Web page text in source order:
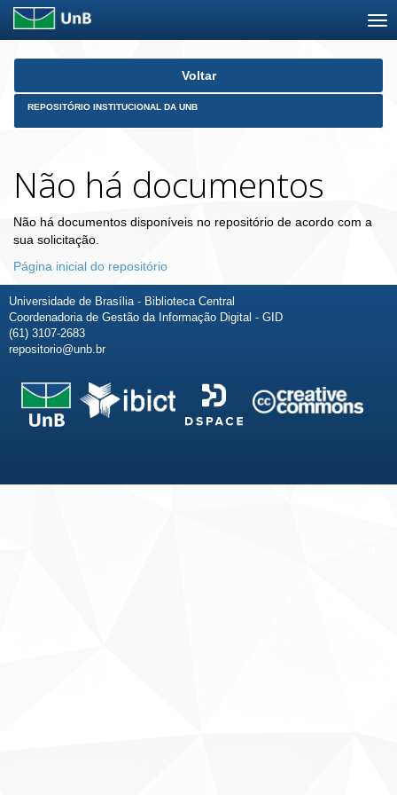
Skip
Voltar
REPOSITÓRIO INSTITUCIONAL DA UNB
Não há documentos
Não há documentos disponíveis no repositório de acordo com a
sua solicitação.
Página inicial do repositório
Universidade de Brasília - Biblioteca Central
Coordenadoria de Gestão da Informação Digital - GID
(61) 3107-2683
repositorio@unb.br